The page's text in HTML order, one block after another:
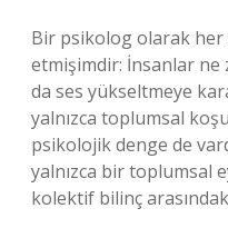
Bir psikolog olarak
etmişimdir: İnsanlar ne
da ses yükseltmeye
yalnızca toplumsal
psikolojik denge de
yalnızca bir toplumsal
kolektif bilinç